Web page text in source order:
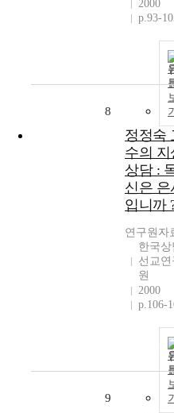
2000
p.93-
8
정정숙
수의 지
상담 :
신은 은
입니까
연구원자
한국상
선교연
원
2000
p.106-
9